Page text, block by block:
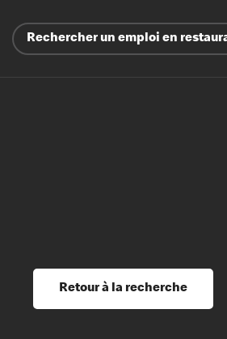
Rechercher un emploi en
et perfectionnement
du savoirRetour à la recherche